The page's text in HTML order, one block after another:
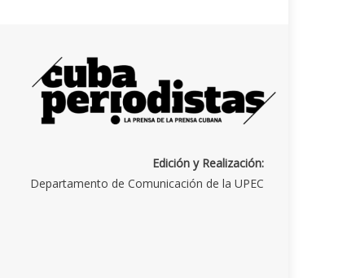
Edición y Realización:
Departamento de Comunicación de la UPEC